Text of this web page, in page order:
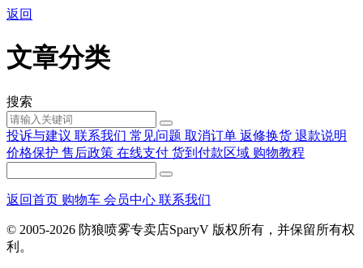
返回
文章分类
搜索
投诉与建议 联系我们 常见问题 取消订单 返修换货 退款说明
价格保护 售后政策 在线支付 货到付款区域 购物教程
返回首页 购物车 会员中心 联系我们
© 2005-2026 防狼喷雾专卖店SparyV 版权所有，并保留所有权
利。